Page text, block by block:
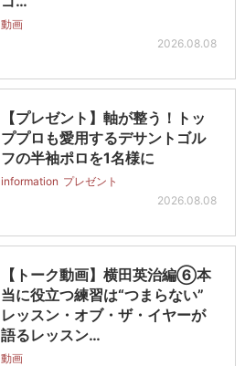
動画
2026.08.08
【プレゼント】軸が整う！トッ
ププロも愛用するデサントゴル
フの半袖ポロを1名様に
information プレゼント
2026.08.08
【トーク動画】横田英治編⑥本
当に役立つ練習は“つまらない”
レッスン・オブ・ザ・イヤーが
語るレッスン…
動画